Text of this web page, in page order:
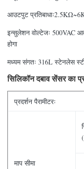
आउटपुट
इन्सुलेशन वोल्टेजः 500VAC
होगा
मध्यम संगतः 316L स्टेनलेस
सिलिकॉन दबाव सेंसर का
प्रदर्शन पैरामीटरः
माप सीमा